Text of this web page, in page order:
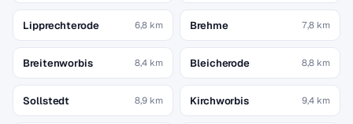
Lipprechterode 6,8 km Brehme 7,8 km
Breitenworbis 8,4 km Bleicherode 8,8 km
Sollstedt 8,9 km Kirchworbis 9,4 km